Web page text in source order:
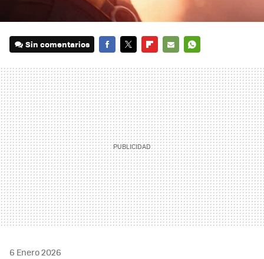
Sin comentarios
MAIL
6 Enero 2026